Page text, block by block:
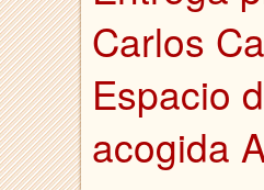
Carlos
Espacio
acogida